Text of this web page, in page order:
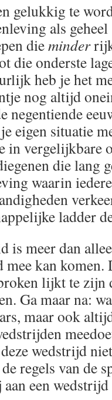
gelukkig te
als
dieminder
die onderste
heb je het
nog altijd
negentiende
eigen situatie
in vergelijkbare
die lang
waarin
ladder
is meer dan
kan komen.
lijkt te zijn
Ga maar na:
maar ook
wedstrijd
regels van de
een